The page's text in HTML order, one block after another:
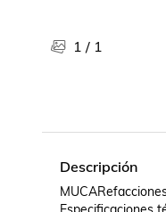
1 / 1
Descripción